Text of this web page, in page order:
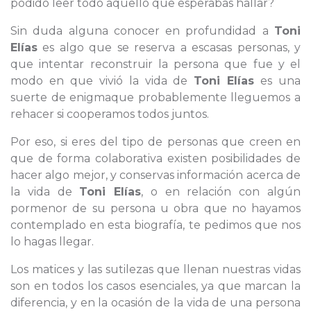
podido leer todo aquello que esperabas hallar?
Sin duda alguna conocer en profundidad a Toni
Elías es algo que se reserva a escasas personas, y
que intentar reconstruir la persona que fue y el
modo en que vivió la vida de Toni Elías es una
suerte de enigmaque probablemente lleguemos a
rehacer si cooperamos todos juntos.
Por eso, si eres del tipo de personas que creen en
que de forma colaborativa existen posibilidades de
hacer algo mejor, y conservas información acerca de
la vida de Toni Elías, o en relación con algún
pormenor de su persona u obra que no hayamos
contemplado en esta biografía, te pedimos que nos
lo hagas llegar.
Los matices y las sutilezas que llenan nuestras vidas
son en todos los casos esenciales, ya que marcan la
diferencia, y en la ocasión de la vida de una persona